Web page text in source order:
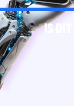
IS DIT